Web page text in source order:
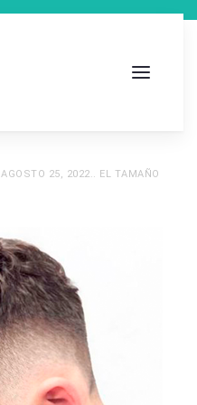
AGOSTO 25, 2022.. EL TAMAÑO